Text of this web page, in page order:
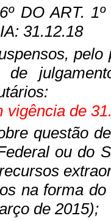
DO ART.
31.12.18
de
vigência de
questão
ou do
na forma
de 2015);